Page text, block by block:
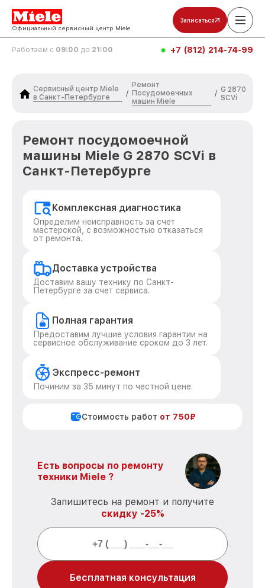
Официальный сервисный центр Miele
Записаться
Работаем с 09:00 до 21:00 +7 (812) 214-74-99
Сервисный центр Miele
в Санкт-Петербурге
/
Ремонт
Посудомоечных
машин Miele
/ G 2870
SCVi
Ремонт посудомоечной
машины Miele G 2870 SCVi в
Санкт-Петербурге
Комплексная диагностика
Определим неисправность за счет
мастерской, с возможностью отказаться
от ремонта.
Доставка устройства
Доставим вашу технику по Санкт-
Петербурге за счет сервиса.
Полная гарантия
Предоставим лучшие условия гарантии на
сервисное обслуживание сроком до 3 лет.
Экспресс-ремонт
Починим за 35 минут по честной цене.
Стоимость работ от 750₽
Есть вопросы по ремонту
техники Miele ?
Запишитесь на ремонт и получите
скидку -25%
Бесплатная консультация